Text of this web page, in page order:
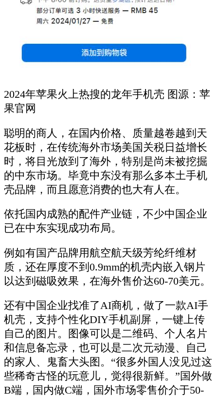
2024年苹果火上热搜的龙年手机壳 图源：苹
果官网
聪明的商人，在国内价格、质量越卷越到天
花板时，在传统海外市场美国关税日益增长
时，将目光放到了海外，特别是尚未被挖掘
的中东市场。毕竟中东没有那么多本土手机
壳品牌，而且愿意消费的也大有人在。
依托国内成熟的配件产业链，不少中国企业
已在中东实现成功布局。
例如有国产品牌用航空航天级芳纶纤维材
质，还在厚度不到0.9mm的机壳内嵌入钢片
以达到磁吸效果，在海外售价达60-70美元。
还有中国企业找准了AI商机，做了一款AI手
机壳，支持个性化DIY手机副屏，一键上传
自己的图片。图像可以是二维码、个人名片
和信息备忘录，也可以是二次元动漫、自己
的家人、鬼畜大头图。“很多外国人没见过这
些稀奇古怪的玩意儿，觉得很新鲜。”国外做
B端，国内做C端，国外市场零售价介于50-